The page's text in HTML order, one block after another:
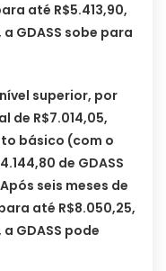
até R$5.413,90,
GDASS sobe para
superior, por
de R$7.014,05,
básico (com o
de GDASS
seis meses de
até R$8.050,25,
GDASS pode